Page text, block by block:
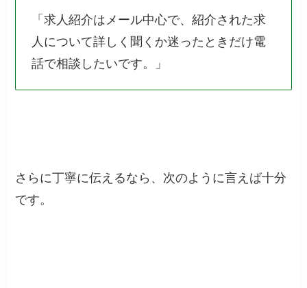
「求人紹介はメール中心で、紹介された求
人について詳しく聞くか迷ったときだけ電
話で相談したいです。」
さらに丁寧に伝えるなら、次のように言えば十分
です。